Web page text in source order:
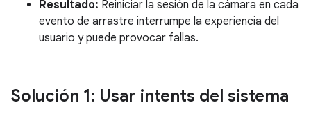
Resultado: Reiniciar la sesión de la cámara en cada
evento de arrastre interrumpe la experiencia del
usuario y puede provocar fallas.
Solución 1: Usar intents del sistema